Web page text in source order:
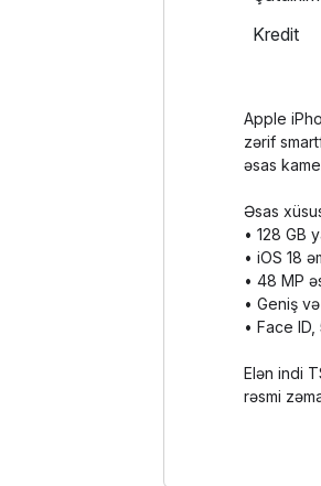
Kredit
Apple
zərif
əsas
Əsas
• 128 GB
• iOS 18
• 48 MP
• Geniş
• Face
Elən indi
rəsmi